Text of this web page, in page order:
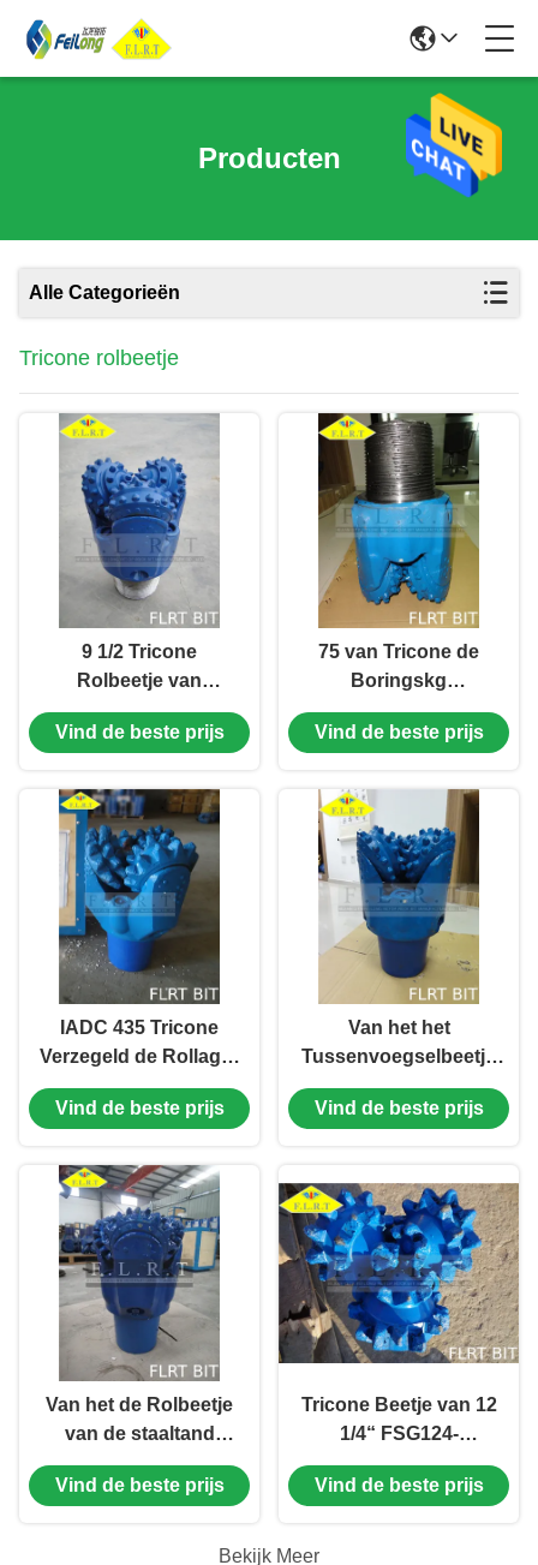
Producten
Alle Categorieën
Tricone rolbeetje
9 1/2 Tricone
Rolbeetje van
FSA517G met
Verzegeld
Vind de beste prijs
75 van Tricone de
Boringskg
Hulpmiddelen van het
Rotsbeetje/Rots 9
Mijnboring
Vind de beste prijs
IADC 435 Tricone
Verzegeld de Rollager
van het Rolbeetje
voor Bouwmateriaal
Vind de beste prijs
Van het het
Tussenvoegselbeetje
van het
wolframcarbide het
Middelgrote Harde
Vorming
Vind de beste prijs
Van het de Rolbeetje
van de staaltand
Tricone Beetjes van
de het
voor Harde Vorming
Vind de beste prijs
Tricone Beetje van 12
1/4“ FSG124-
Molentand met
Verzegeld Rollager
Vind de beste prijs
Bekijk Meer